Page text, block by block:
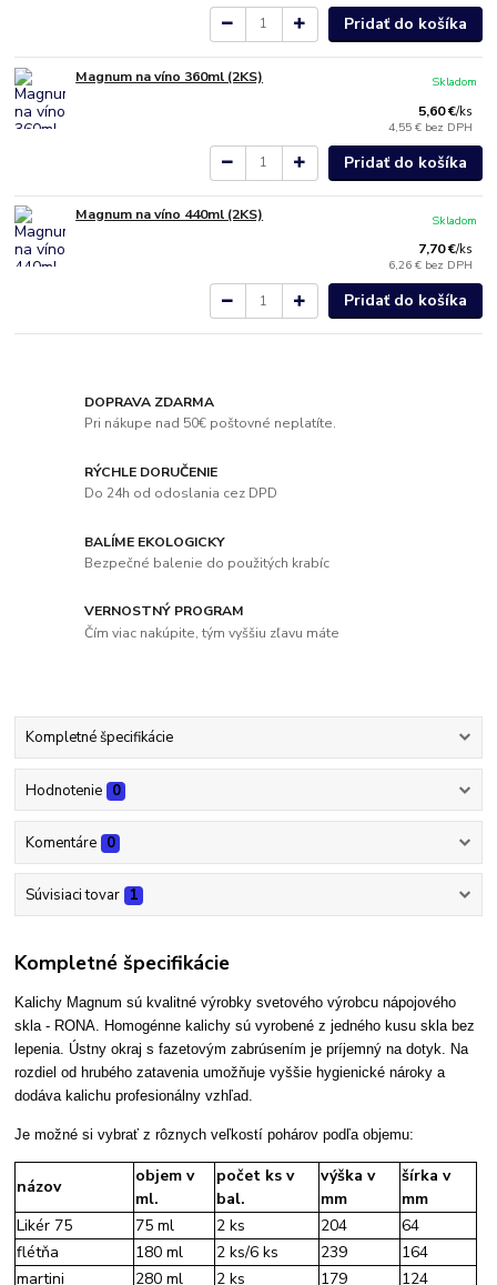
Pridať do košíka
Magnum na víno 360ml (2KS)
5,60 €/ks
4,55 € bez DPH
Skladom
Pridať do košíka
Magnum na víno 440ml (2KS)
7,70 €/ks
6,26 € bez DPH
Skladom
Pridať do košíka
DOPRAVA ZDARMA
Pri nákupe nad 50€ poštovné neplatíte.
RÝCHLE DORUČENIE
Do 24h od odoslania cez DPD
BALÍME EKOLOGICKY
Bezpečné balenie do použitých krabíc
VERNOSTNÝ PROGRAM
Čím viac nakúpite, tým vyššiu zľavu máte
Kompletné špecifikácie
Hodnotenie 0
Komentáre 0
Súvisiaci tovar 1
Kompletné špecifikácie
Kalichy Magnum sú kvalitné výrobky svetového výrobcu nápojového
skla - RONA. Homogénne kalichy sú vyrobené z jedného kusu skla bez
lepenia. Ústny okraj s fazetovým zabrúsením je príjemný na dotyk. Na
rozdiel od hrubého zatavenia umožňuje vyššie hygienické nároky a
dodáva kalichu profesionálny vzhľad.
Je možné si vybrať z rôznych veľkostí pohárov podľa objemu:
názov
objem v
ml.
počet ks v
bal.
výška v
mm
šírka v
mm
Likér 75
75 ml 2 ks 204
64
flétňa
180 ml 2 ks/6 ks 239
164
martini
280 ml 2 ks 179 124